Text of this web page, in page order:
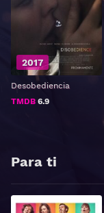
Desobediencia
TMDB 6.9
2017
Para ti